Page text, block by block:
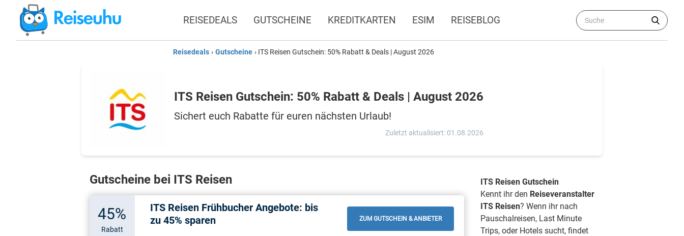
REISEDEALS GUTSCHEINE KREDITKARTEN ESIM REISEBLOG
Reisedeals › Gutscheine › ITS Reisen Gutschein: 50% Rabatt & Deals | August 2026
ITS Reisen Gutschein: 50% Rabatt & Deals | August 2026
Sichert euch Rabatte für euren nächsten Urlaub!
Zuletzt aktualisiert: 01.08.2026
Gutscheine bei ITS Reisen
45%
Rabatt
ITS Reisen Frühbucher Angebote: bis
zu 45% sparen
ZUM GUTSCHEIN & ANBIETER
ITS Reisen Gutschein
Kennt ihr den Reiseveranstalter
ITS Reisen? Wenn ihr nach
Pauschalreisen, Last Minute
Trips, oder Hotels sucht, findet